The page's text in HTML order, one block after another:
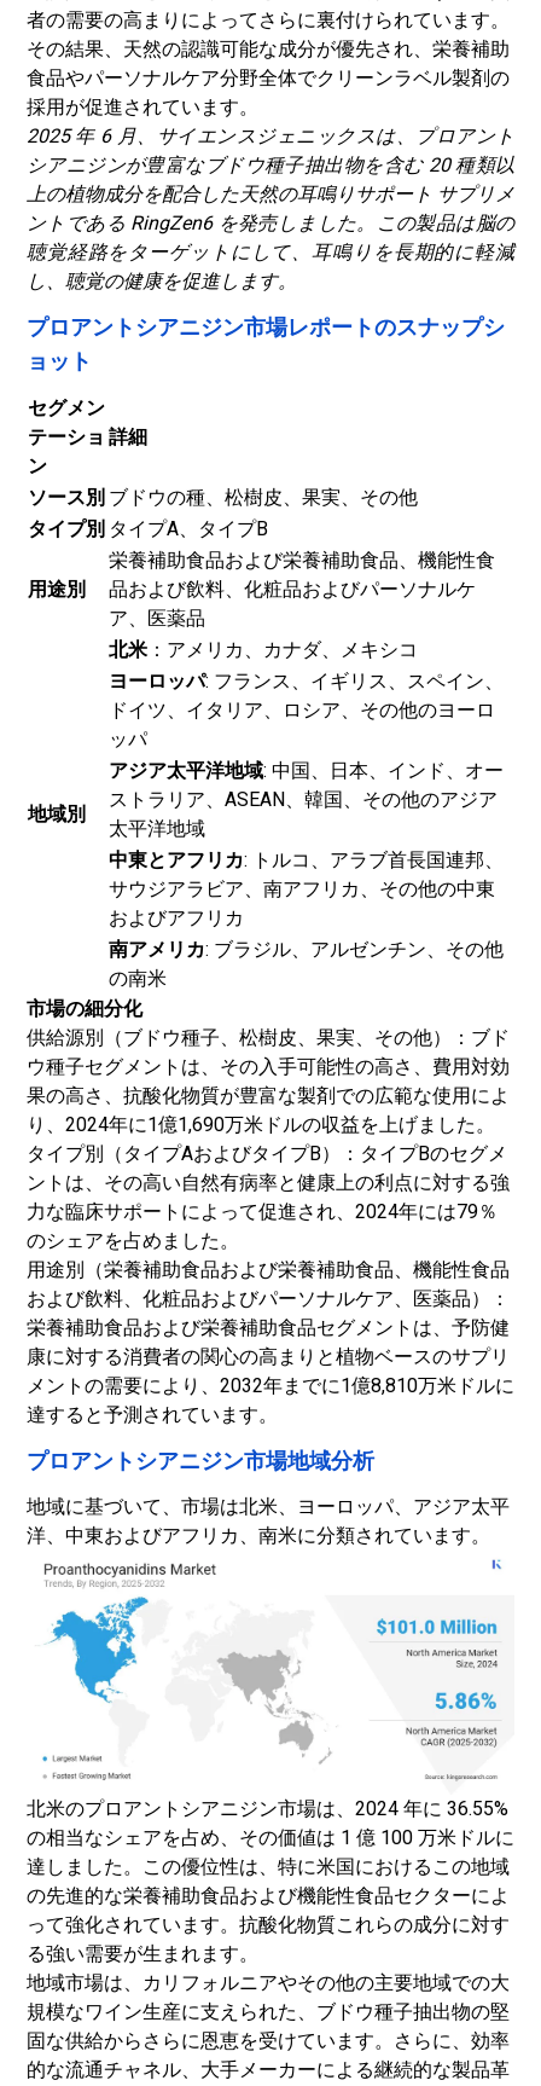
者の需要の高まりによってさらに裏付けられています。
その結果、天然の認識可能な成分が優先され、栄養補助
食品やパーソナルケア分野全体でクリーンラベル製剤の
採用が促進されています。
2025 年 6 月、サイエンスジェニックスは、プロアント
シアニジンが豊富なブドウ種子抽出物を含む 20 種類以
上の植物成分を配合した天然の耳鳴りサポート サプリメ
ントである RingZen6 を発売しました。この製品は脳の
聴覚経路をターゲットにして、耳鳴りを長期的に軽減
し、聴覚の健康を促進します。
プロアントシアニジン市場レポートのスナップシ
ョット
セグメン
テーショ
ン
詳細
ソース別 ブドウの種、松樹皮、果実、その他
タイプ別 タイプA、タイプB
用途別
栄養補助食品および栄養補助食品、機能性食
品および飲料、化粧品およびパーソナルケ
ア、医薬品
地域別
北米 ：アメリカ、カナダ、メキシコ
ヨーロッパ: フランス、イギリス、スペイン、
ドイツ、イタリア、ロシア、その他のヨーロ
ッパ
アジア太平洋地域: 中国、日本、インド、オー
ストラリア、ASEAN、韓国、その他のアジア
太平洋地域
中東とアフリカ: トルコ、アラブ首長国連邦、
サウジアラビア、南アフリカ、その他の中東
およびアフリカ
南アメリカ: ブラジル、アルゼンチン、その他
の南米
市場の細分化
供給源別（ブドウ種子、松樹皮、果実、その他）：ブド
ウ種子セグメントは、その入手可能性の高さ、費用対効
果の高さ、抗酸化物質が豊富な製剤での広範な使用によ
り、2024年に1億1,690万米ドルの収益を上げました。
タイプ別（タイプAおよびタイプB）：タイプBのセグメ
ントは、その高い自然有病率と健康上の利点に対する強
力な臨床サポートによって促進され、2024年には79％
のシェアを占めました。
用途別（栄養補助食品および栄養補助食品、機能性食品
および飲料、化粧品およびパーソナルケア、医薬品）：
栄養補助食品および栄養補助食品セグメントは、予防健
康に対する消費者の関心の高まりと植物ベースのサプリ
メントの需要により、2032年までに1億8,810万米ドルに
達すると予測されています。
プロアントシアニジン市場地域分析
地域に基づいて、市場は北米、ヨーロッパ、アジア太平
洋、中東およびアフリカ、南米に分類されています。
北米のプロアントシアニジン市場は、2024 年に 36.55%
の相当なシェアを占め、その価値は 1 億 100 万米ドルに
達しました。この優位性は、特に米国におけるこの地域
の先進的な栄養補助食品および機能性食品セクターによ
って強化されています。 抗酸化物質これらの成分に対す
る強い需要が生まれます。
地域市場は、カリフォルニアやその他の主要地域での大
規模なワイン生産に支えられた、ブドウ種子抽出物の堅
固な供給からさらに恩恵を受けています。さらに、効率
的な流通チャネル、大手メーカーによる継続的な製品革